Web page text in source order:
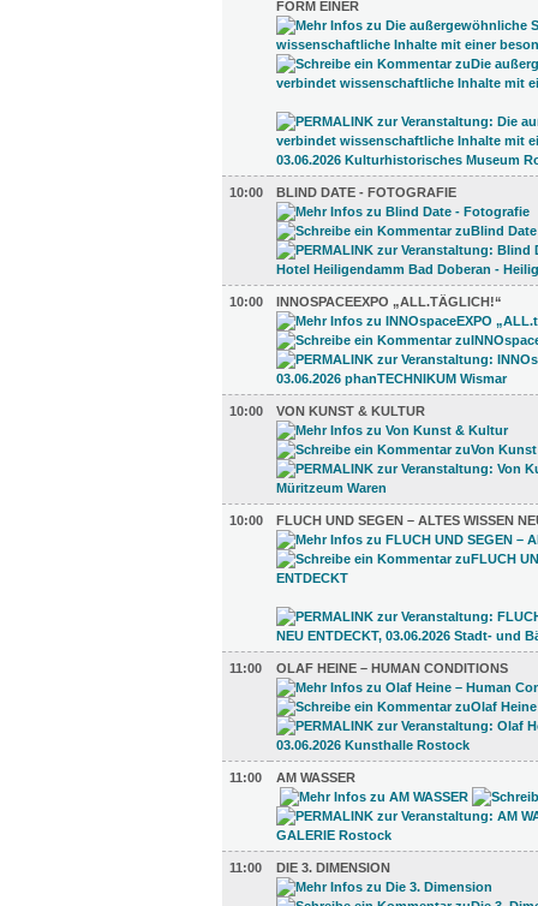
ORM EINER
10:00 BLIND DATE - FOTOGRAFIE
10:00 INNOSPACEEXPO „ALL.TÄGLICH!“
10:00 VON KUNST & KULTUR
10:00 FLUCH UND SEGEN – ALTES WISSEN
11:00 OLAF HEINE – HUMAN CONDITIONS
11:00 AM WASSER
11:00 DIE 3. DIMENSION